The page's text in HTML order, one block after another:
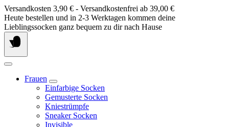
Springe
zum
Inhalt
Versandkosten 3,90 € - Versandkostenfrei ab 39,00 €
Heute bestellen und in 2-3 Werktagen kommen deine
Lieblingssocken ganz bequem zu dir nach Hause
Frauen
Einfarbige Socken
Gemusterte Socken
Kniestrümpfe
Sneaker Socken
Invisible